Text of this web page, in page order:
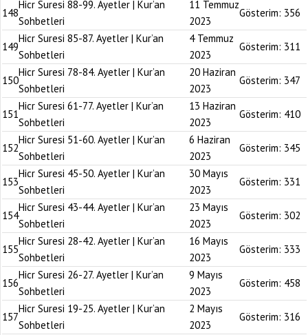
148
Hicr Suresi 88-99. Ayetler | Kur’an
Sohbetleri
11 Temmuz
2023
Gösterim: 356
149
Hicr Suresi 85-87. Ayetler | Kur’an
Sohbetleri
4 Temmuz
2023
Gösterim: 311
150
Hicr Suresi 78-84. Ayetler | Kur’an
Sohbetleri
20 Haziran
2023
Gösterim: 347
151
Hicr Suresi 61-77. Ayetler | Kur’an
Sohbetleri
13 Haziran
2023
Gösterim: 410
152
Hicr Suresi 51-60. Ayetler | Kur’an
Sohbetleri
6 Haziran
2023
Gösterim: 345
153
Hicr Suresi 45-50. Ayetler | Kur’an
Sohbetleri
30 Mayıs
2023
Gösterim: 331
154
Hicr Suresi 43-44. Ayetler | Kur’an
Sohbetleri
23 Mayıs
2023
Gösterim: 302
155
Hicr Suresi 28-42. Ayetler | Kur’an
Sohbetleri
16 Mayıs
2023
Gösterim: 333
156
Hicr Suresi 26-27. Ayetler | Kur’an
Sohbetleri
9 Mayıs
2023
Gösterim: 458
157
Hicr Suresi 19-25. Ayetler | Kur’an
Sohbetleri
2 Mayıs
2023
Gösterim: 316